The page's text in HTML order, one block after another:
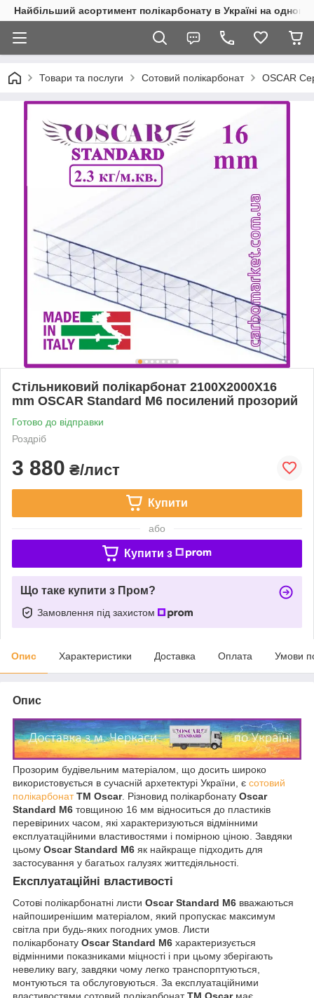
Найбільший асортимент полікарбонату в Україні на одному
Товари та послуги Сотовий полікарбонат OSCAR
Стільниковий полікарбонат 2100Х2000Х16
mm OSCAR Standard M6 посилений прозорий
Готово до відправки
Роздріб
3 880 ₴/лист
Купити
або
Купити з
Що таке купити з Пром?
Замовлення під захистом
Опис Характеристики Доставка Оплата Умови
Опис
Прозорим будівельним матеріалом, що досить широко
використовується в сучасній архетектурі України, є сотовий
полікарбонат ТМ Oscar. Різновид полікарбонату Oscar
Standard M6 товщиною 16 мм відноситься до пластиків
перевіриних часом, які характеризуються відмінними
експлуатаційними властивостями і помірною ціною. Завдяки
цьому Oscar Standard M6 як найкраще підходить для
застосування у багатьох галузях життєдіяльності.
Експлуатаційні властивості
Сотові полікарбонатні листи Oscar Standard M6 вважаються
найпоширенішим матеріалом, який пропускає максимум
світла при будь-яких погодних умов. Листи
полікарбонату Oscar Standard M6 характеризується
відмінними показниками міцності і при цьому зберігають
невелику вагу, завдяки чому легко транспорптуються,
монтуються та обслуговуються. За експлуатаційними
властивостями сотовий полікарбонатТМ Oscarмає